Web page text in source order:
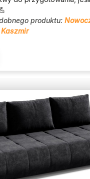
produktu:
Kaszmir